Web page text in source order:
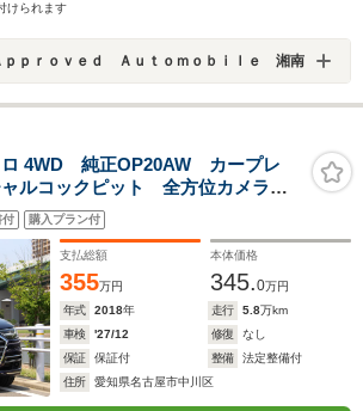
けられます
ｐｒｏｖｅｄ Ａｕｔｏｍｏｂｉｌｅ 湘南
4WD 純正OP20AW カープレ
ルコックピット 全方位カメラ
トリクスLEDヘッドライト Frシ
マッサージ マルチカラーアンビ
付 購入プラン付
支払総額
355万円
本体価格
345.0万円
年式
2018年 走行 5.8万km
車検
'27/12 修復
なし
保証
保証付 整備
法定整備付
住所
愛知県名古屋市中川区